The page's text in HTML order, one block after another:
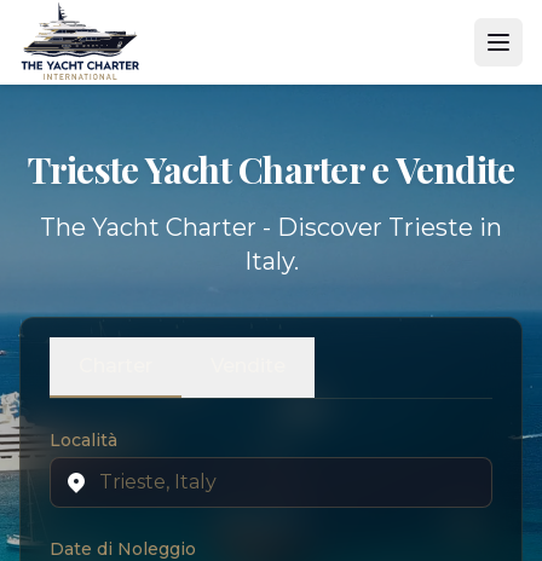
Trieste YachtCharter e Vendite
The Yacht Charter - Discover Trieste in
Italy.
Località
Date di Noleggio